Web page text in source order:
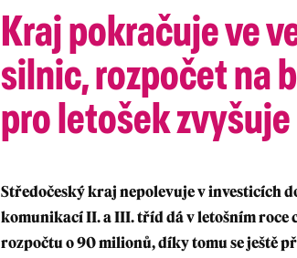
Kraj pokračuje ve
silnic, rozpočet na
pro letošek
Středočeský kraj nepolevuje v investicích
komunikací II. a III. tříd dá v letošním roce
rozpočtu o 90 milionů, díky tomu se ještě